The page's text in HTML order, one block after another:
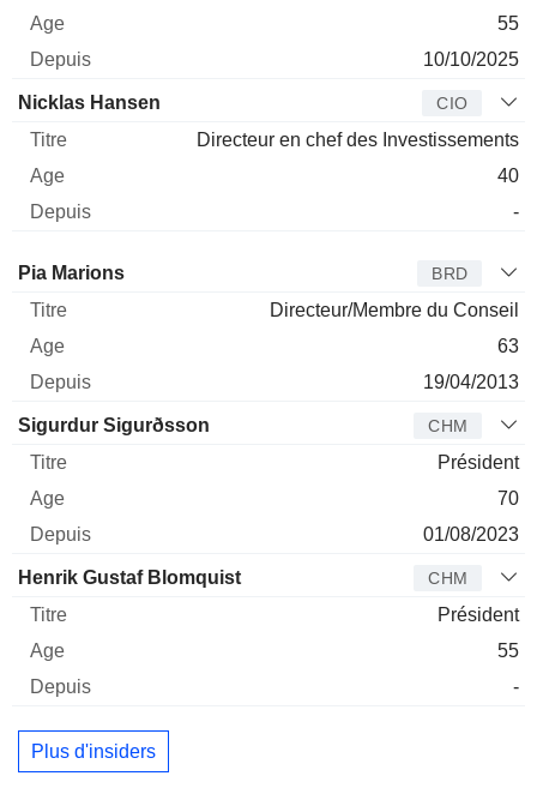
55
10/10/2025
Nicklas Hansen CIO
Directeur en chef des Investissements
40
-
Administrateur
Pia Marions BRD
Directeur/Membre du Conseil
63
19/04/2013
Sigurdur Sigurðsson CHM
Président
70
01/08/2023
Henrik Gustaf Blomquist CHM
Président
55
-
Plus d'insiders